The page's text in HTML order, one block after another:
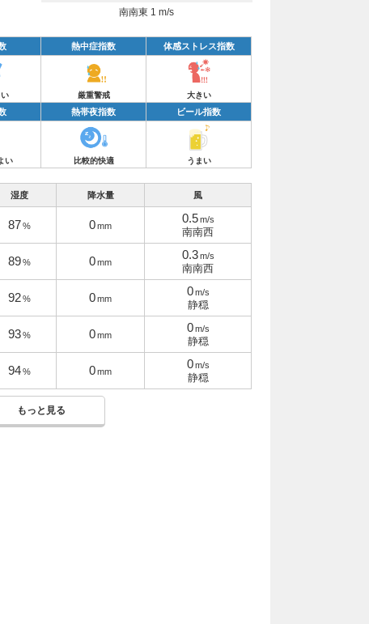
南南東 1 m/s
熱中症指数 体感ストレス指数
厳重警戒 大きい
熱帯夜指数 ビール指数
い 比較的快適 うまい
湿度 降水量 風
87% 0mm
0.5m/s
南南西
89% 0mm
0.3m/s
南南西
92% 0mm
0m/s
静穏
93% 0mm
0m/s
静穏
94% 0mm
0m/s
静穏
もっと見る